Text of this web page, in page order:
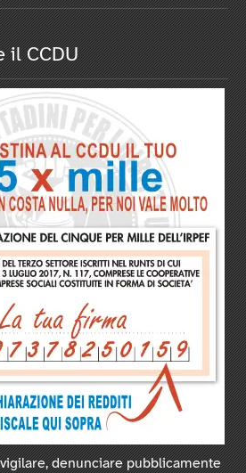
il CCDU
denunciare pubblicamente